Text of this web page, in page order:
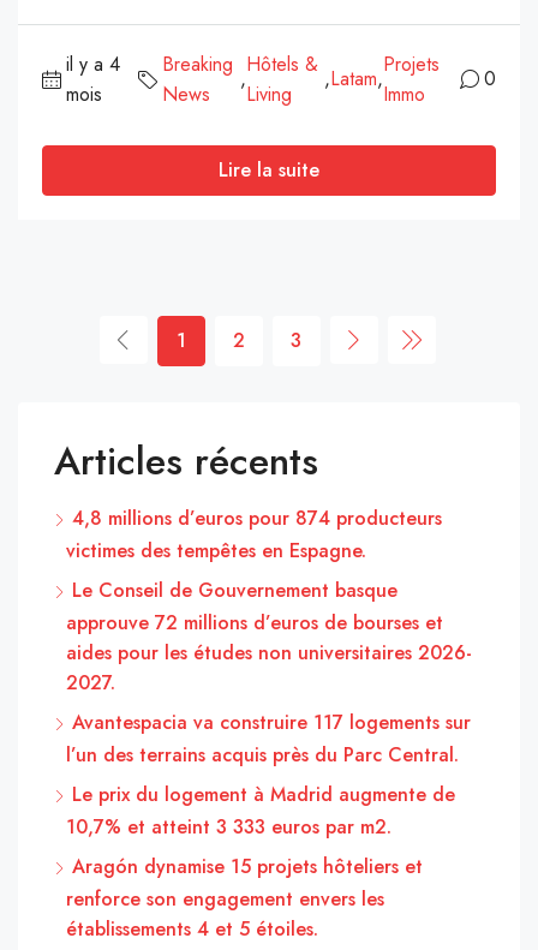
il y a 4
mois
Breaking
News
,
Hôtels &
Living
,Latam,
Projets
Immo
0
Lire la suite
1 2 3
Articles récents
4,8 millions d’euros pour 874 producteurs
victimes des tempêtes en Espagne.
Le Conseil de Gouvernement basque
approuve 72 millions d’euros de bourses et
aides pour les études non universitaires 2026-
2027.
Avantespacia va construire 117 logements sur
l’un des terrains acquis près du Parc Central.
Le prix du logement à Madrid augmente de
10,7% et atteint 3 333 euros par m2.
Aragón dynamise 15 projets hôteliers et
renforce son engagement envers les
établissements 4 et 5 étoiles.